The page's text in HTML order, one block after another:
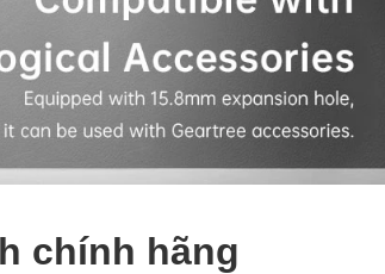
chính hãng